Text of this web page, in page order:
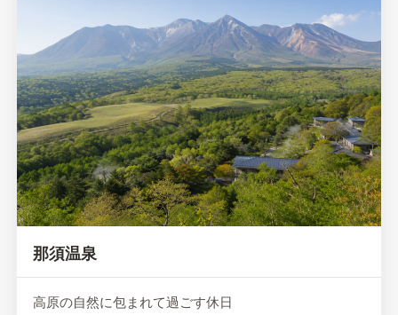
那須温泉
高原の自然に包まれて過ごす休日